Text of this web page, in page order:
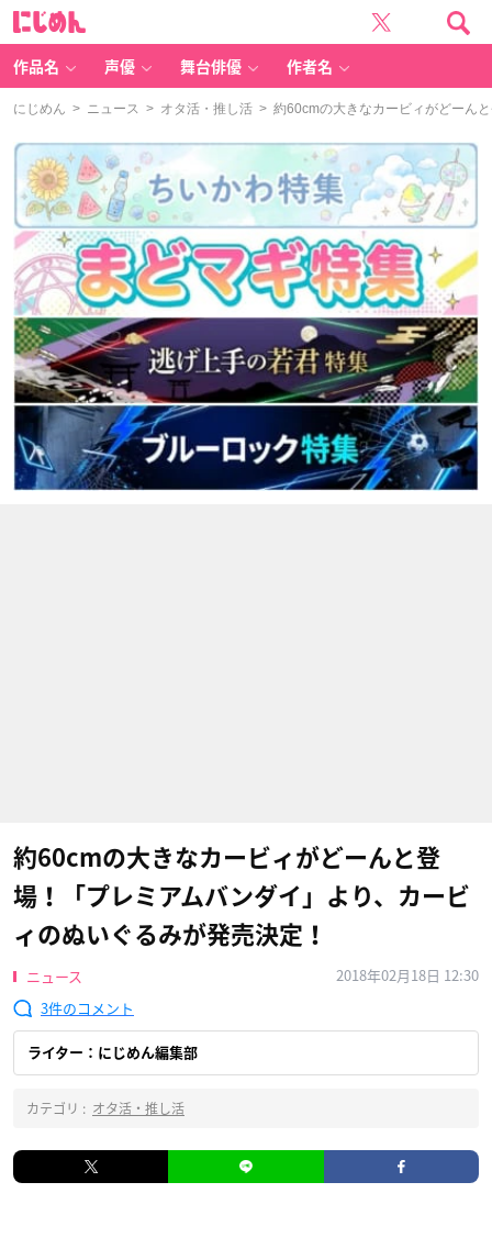
作品名 声優 舞台俳優 作者名
にじめん > ニュース > オタ活・推し活 > 約60cmの大きなカービィがどーん
約60cmの大きなカービィがどーんと登
場！「プレミアムバンダイ」より、カービ
ィのぬいぐるみが発売決定！
ニュース
2018年02月18日 12:30
3
ライター：にじめん編集部
カテゴリ : オタ活・推し活